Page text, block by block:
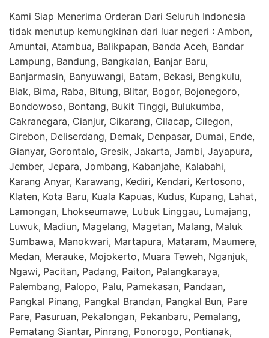
Kami Siap Menerima Orderan Dari Seluruh Indonesia
tidak menutup kemungkinan dari luar negeri : Ambon,
Amuntai, Atambua, Balikpapan, Banda Aceh, Bandar
Lampung, Bandung, Bangkalan, Banjar Baru,
Banjarmasin, Banyuwangi, Batam, Bekasi, Bengkulu,
Biak, Bima, Raba, Bitung, Blitar, Bogor, Bojonegoro,
Bondowoso, Bontang, Bukit Tinggi, Bulukumba,
Cakranegara, Cianjur, Cikarang, Cilacap, Cilegon,
Cirebon, Deliserdang, Demak, Denpasar, Dumai, Ende,
Gianyar, Gorontalo, Gresik, Jakarta, Jambi, Jayapura,
Jember, Jepara, Jombang, Kabanjahe, Kalabahi,
Karang Anyar, Karawang, Kediri, Kendari, Kertosono,
Klaten, Kota Baru, Kuala Kapuas, Kudus, Kupang, Lahat,
Lamongan, Lhokseumawe, Lubuk Linggau, Lumajang,
Luwuk, Madiun, Magelang, Magetan, Malang, Maluk
Sumbawa, Manokwari, Martapura, Mataram, Maumere,
Medan, Merauke, Mojokerto, Muara Teweh, Nganjuk,
Ngawi, Pacitan, Padang, Paiton, Palangkaraya,
Palembang, Palopo, Palu, Pamekasan, Pandaan,
Pangkal Pinang, Pangkal Brandan, Pangkal Bun, Pare
Pare, Pasuruan, Pekalongan, Pekanbaru, Pemalang,
Pematang Siantar, Pinrang, Ponorogo, Pontianak,